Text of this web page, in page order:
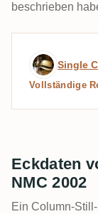
beschrieben
Single
Vollständige
Eckdaten
NMC 2002
Ein Column-